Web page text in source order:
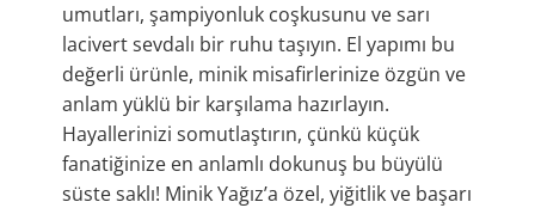
umutları, şampiyonluk coşkusunu ve sarı
lacivert sevdalı bir ruhu taşıyın. El yapımı bu
değerli ürünle, minik misafirlerinize özgün ve
anlam yüklü bir karşılama hazırlayın.
Hayallerinizi somutlaştırın, çünkü küçük
fanatiğinize en anlamlı dokunuş bu büyülü
süste saklı! Minik Yağız’a özel, yiğitlik ve başarı